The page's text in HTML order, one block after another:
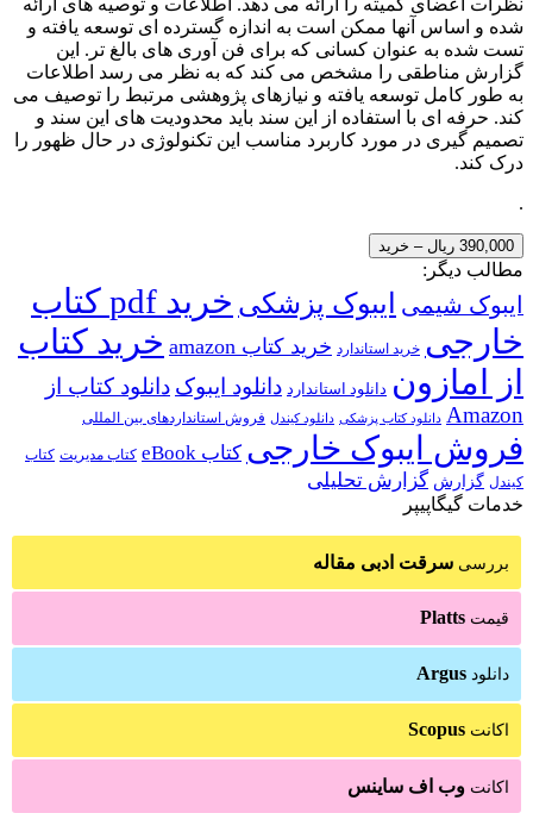
شده و اساس آنها ممکن است به اندازه گسترده ای توسعه یافته و
تست شده به عنوان کسانی که برای فن آوری های بالغ تر. این
گزارش مناطقی را مشخص می کند که به نظر می رسد اطلاعات
به طور کامل توسعه یافته و نیازهای پژوهشی مرتبط را توصیف می
کند. حرفه ای با استفاده از این سند باید محدودیت های این سند و
تصمیم گیری در مورد کاربرد مناسب این تکنولوژی در حال ظهور را
درک کند.
.
390,000 ریال – خرید
مطالب دیگر:
ایبوک شیمی ایبوک پزشکی
خرید pdf کتاب
خارجی خرید استاندارد خرید کتاب amazon
خرید کتاب
از امازون دانلود استاندارد دانلود ایبوک دانلود کتاب از
Amazon دانلود کتاب پزشکی دانلود کیندل فروش استانداردهای بین المللی
فروش ایبوک خارجی کتاب eBook کتاب مدیریت کتاب
کیندل گزارش گزارش تحلیلی
خدمات گیگاپیپر
بررسی سرقت ادبی مقاله
قیمت Platts
دانلود Argus
اکانت Scopus
اکانت وب اف ساینس